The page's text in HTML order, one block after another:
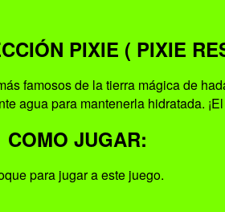
PIXIE ( PIXIE
famosos de la tierra mágica de
agua para mantenerla hidratada.
COMO JUGAR:
para jugar a este juego.